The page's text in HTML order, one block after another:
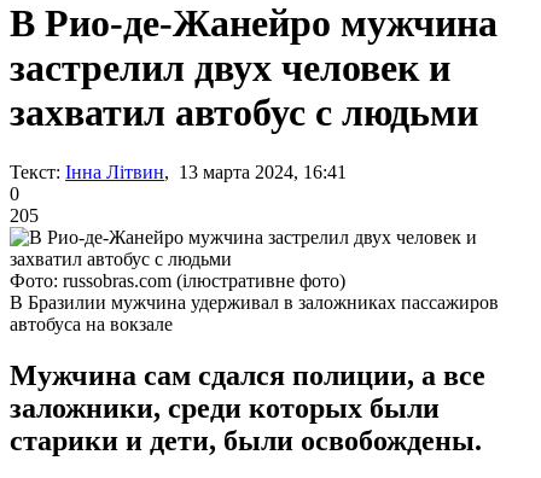
В Рио-де-Жанейро мужчина
застрелил двух человек и
захватил автобус с людьми
Текст: Інна Літвин, 13 марта 2024, 16:41
0
205
Фото: russobras.com (ілюстративне фото)
В Бразилии мужчина удерживал в заложниках пассажиров
автобуса на вокзале
Мужчина сам сдался полиции, а все
заложники, среди которых были
старики и дети, были освобождены.